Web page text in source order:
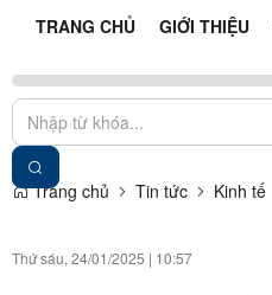
TRANG CHỦ GIỚI THIỆU
Trang chủ Tin tức Kinh tế
Thứ sáu, 24/01/2025 | 10:57